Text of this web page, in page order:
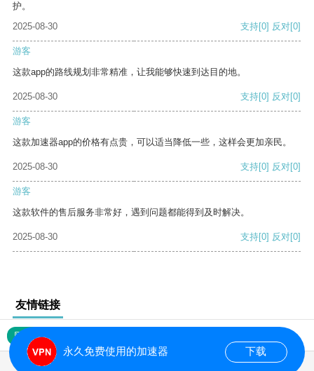
护。
2025-08-30
支持[0] 反对[0]
游客
这款app的路线规划非常精准，让我能够快速到达目的地。
2025-08-30 支持[0] 反对[0]
游客
这款加速器app的价格有点贵，可以适当降低一些，这样会更加亲民。
2025-08-30 支持[0] 反对[0]
游客
这款软件的售后服务非常好，遇到问题都能得到及时解决。
2025-08-30 支持[0] 反对[0]
友情链接
网站地图
永久免费使用的加速器 下载